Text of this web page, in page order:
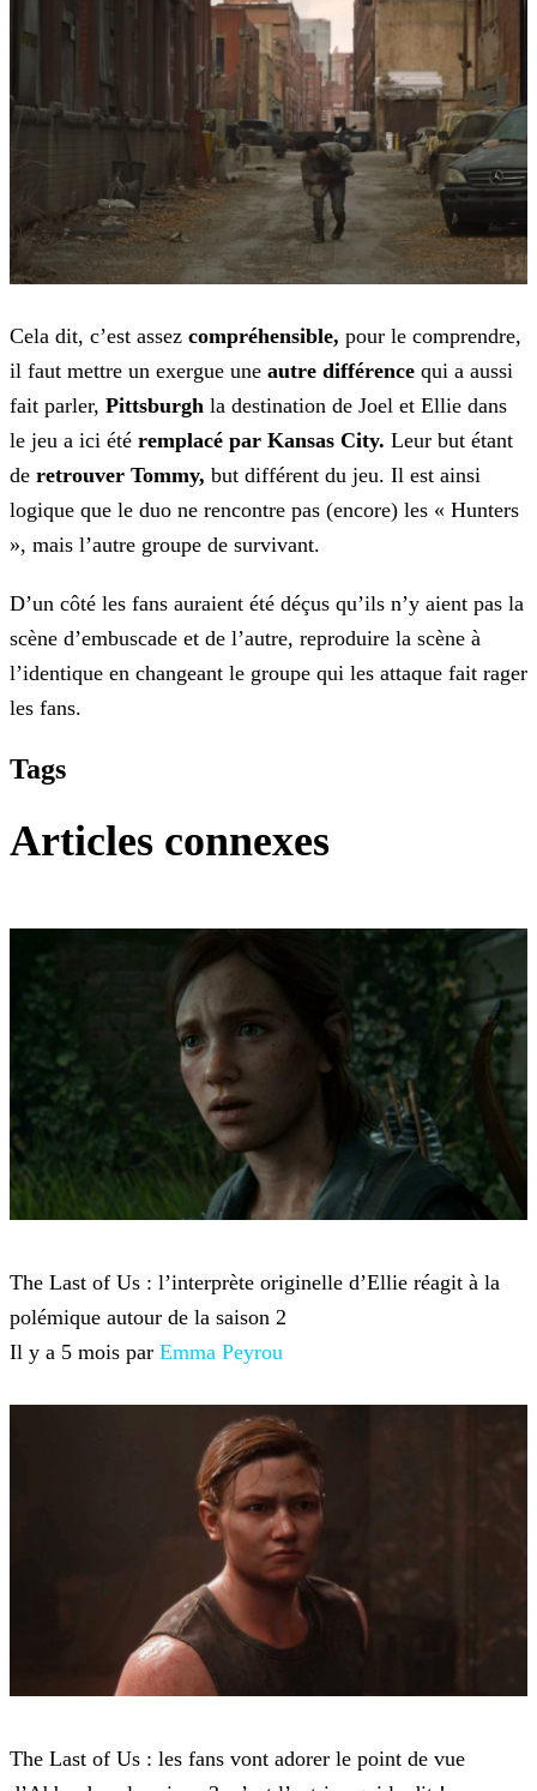
Cela dit, c’est assez compréhensible, pour le comprendre,
il faut mettre un exergue une autre différence qui a aussi
fait parler, Pittsburgh la destination de Joel et Ellie dans
le jeu a ici été remplacé par Kansas City. Leur but étant
de retrouver Tommy, but différent du jeu. Il est ainsi
logique que le duo ne rencontre pas (encore) les « Hunters
», mais l’autre groupe de survivant.
D’un côté les fans auraient été déçus qu’ils n’y aient pas la
scène d’embuscade et de l’autre, reproduire la scène à
l’identique en changeant le groupe qui les attaque fait rager
les fans.
Tags
Articles connexes
The Last of Us : l’interprète originelle d’Ellie réagit à la
polémique autour de la saison 2
Il y a 5 mois par Emma Peyrou
The Last of Us : les fans vont adorer le point de vue